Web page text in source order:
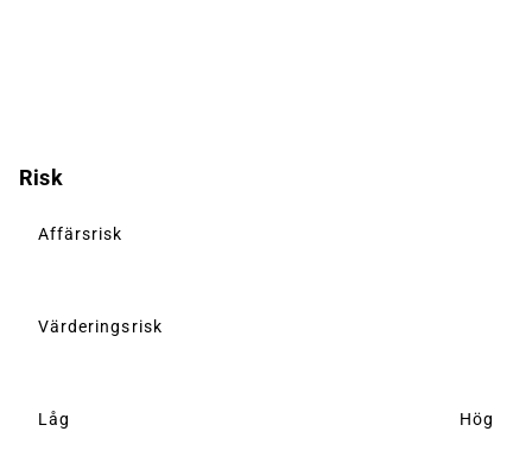
Risk
Affärsrisk
Värderingsrisk
Låg Hög